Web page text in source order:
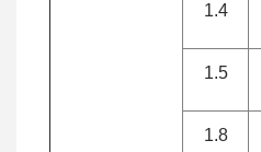
1.4
1.5
1.8